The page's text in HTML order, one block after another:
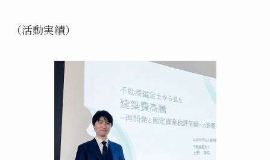
（活動実績）